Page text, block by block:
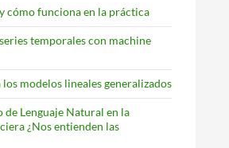
cómo funciona en la práctica
temporales con machine
modelos lineales generalizados
de Lenguaje Natural en la
¿Nos entienden las